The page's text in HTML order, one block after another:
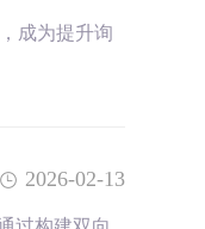
成为提升询
2026-02-13